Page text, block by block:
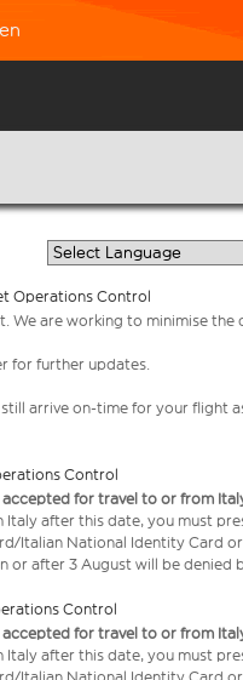
Operations Control
are working to minimise the
for further updates.
arrive on-time for your flight
Control
for travel to or from
after this date, you must
Italian National Identity Card
or after 3 August will be denied
Control
for travel to or from
after this date, you must